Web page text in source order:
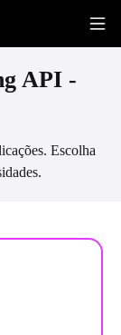
API -
Escolha